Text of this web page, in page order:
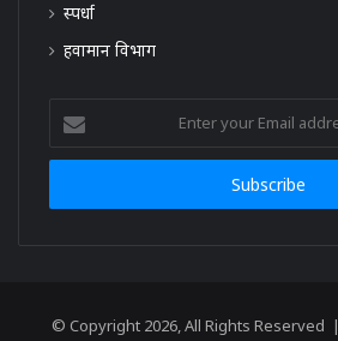
स्पर्धा
हवामान विभाग
your
Email
© Copyright 2026, All Rights Reserved |